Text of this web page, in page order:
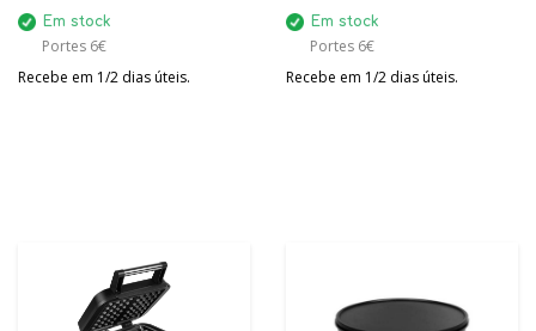
Em stock
Portes 6€
Recebe em 1/2 dias úteis.
Em stock
Portes 6€
Recebe em 1/2 dias úteis.